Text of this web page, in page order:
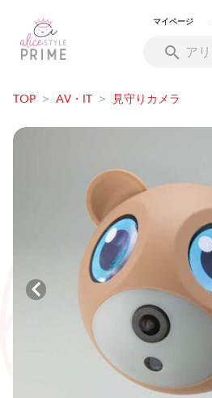
マイページ
TOP > AV・IT > 見守りカメラ